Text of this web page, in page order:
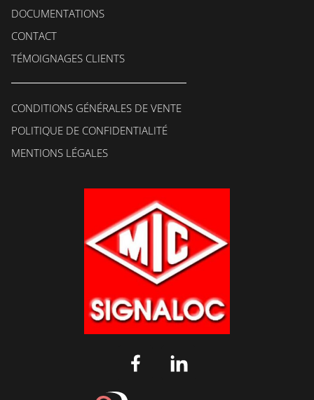
DOCUMENTATIONS
CONTACT
TÉMOIGNAGES CLIENTS
CONDITIONS GÉNÉRALES DE VENTE
POLITIQUE DE CONFIDENTIALITÉ
MENTIONS LÉGALES